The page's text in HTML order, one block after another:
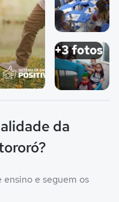
Imagem 3
+3 fotos
da
e seguem os